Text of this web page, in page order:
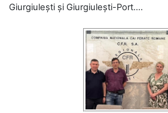
Giurgiulești și Giurgiulești-Port....